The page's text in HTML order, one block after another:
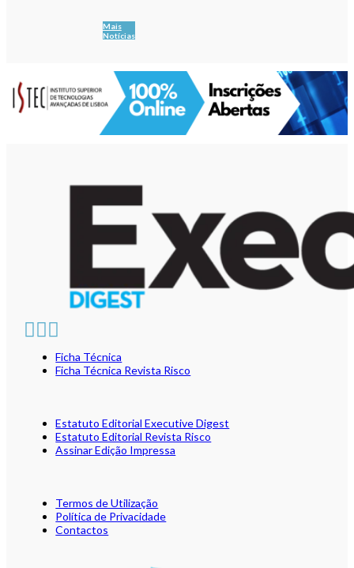
Mais
Notícias
Ficha Técnica
Ficha Técnica Revista Risco
Estatuto Editorial Executive Digest
Estatuto Editorial Revista Risco
Assinar Edição Impressa
Termos de Utilização
Política de Privacidade
Contactos